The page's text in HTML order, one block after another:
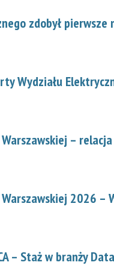
zdobył
Wydziału
– relacja
2026 –
– Staż w branży